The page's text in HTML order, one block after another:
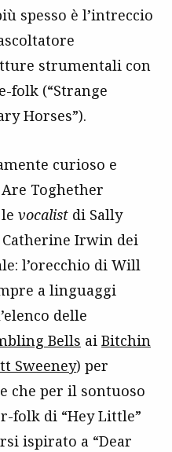
spesso è l’intreccio
strumentali con
folk (“Strange
Horses”).
curioso e
Toghether
vocalist di Sally
Catherine Irwin dei
l’orecchio di Will
a linguaggi
delle
Bells ai Bitchin
Sweeney) per
che per il sontuoso
folk di “Hey Little”
ispirato a “Dear